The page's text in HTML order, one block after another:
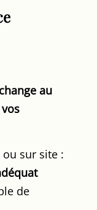
au
sur site :
de